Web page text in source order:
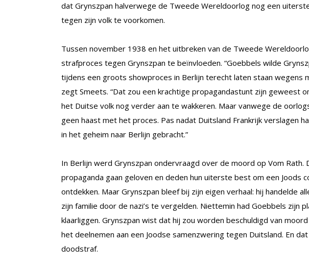
dat Grynszpan halverwege de Tweede Wereldoorlog nog een
tegen zijn volk te voorkomen.
Tussen november 1938 en het uitbreken van de Tweede
strafproces tegen Grynszpan te beïnvloeden. “Goebbels wilde
tijdens een groots showproces in Berlijn terecht laten staan wegens
zegt Smeets. “Dat zou een krachtige propagandastunt zijn geweest
het Duitse volk nog verder aan te wakkeren. Maar vanwege de
geen haast met het proces. Pas nadat Duitsland Frankrijk verslagen
in het geheim naar Berlijn gebracht.”
In Berlijn werd Grynszpan ondervraagd over de moord op Vom Rath.
propaganda gaan geloven en deden hun uiterste best om een Joods
ontdekken. Maar Grynszpan bleef bij zijn eigen verhaal: hij handelde
zijn familie door de nazi’s te vergelden. Niettemin had Goebbels zijn
klaarliggen. Grynszpan wist dat hij zou worden beschuldigd van
het deelnemen aan een Joodse samenzwering tegen Duitsland. En
doodstraf.